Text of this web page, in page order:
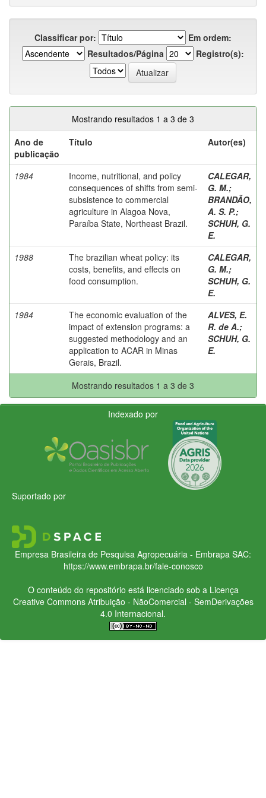
Classificar por:
Em ordem:
Resultados/Página
Registro(s):
Mostrando resultados 1 a 3 de 3
Ano de
publicação
Título Autor(es)
1984
Income, nutritional, and policy
consequences of shifts from semi-
subsistence to commercial
agriculture in Alagoa Nova,
Paraíba State, Northeast Brazil.
CALEGAR,
G. M.;
BRANDÃO,
A. S. P.;
SCHUH, G.
E.
1988
The brazilian wheat policy: its
costs, benefits, and effects on
food consumption.
CALEGAR,
G. M.;
SCHUH, G.
E.
1984
The economic evaluation of the
impact of extension programs: a
suggested methodology and an
application to ACAR in Minas
Gerais, Brazil.
ALVES, E.
R. de A.;
SCHUH, G.
E.
Mostrando resultados 1 a 3 de 3
Indexado por
Suportado por
Empresa Brasileira de Pesquisa Agropecuária - Embrapa SAC:
https://www.embrapa.br/fale-conosco
O conteúdo do repositório está licenciado sob a Licença
Creative CommonsAtribuição - NãoComercial - SemDerivações
4.0 Internacional.